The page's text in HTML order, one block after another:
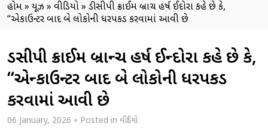
હોમ» ન્યૂઝ » વીડિયો» ડીસીપી ક્રાઈમ બ્રાન્ચ હર્ષ ઈન્દોરા કહે છે કે,
“એન્કાઉન્ટર બાદ બે લોકોની ધરપકડ કરવામાં આવી છે
ડીસીપી ક્રાઈમ બ્રાન્ચ હર્ષ ઈન્દોરા કહે છે કે,
“એન્કાઉન્ટર બાદ બે લોકોની ધરપકડ
કરવામાં આવી છે
06 January, 2026 Posted in વીડિયો